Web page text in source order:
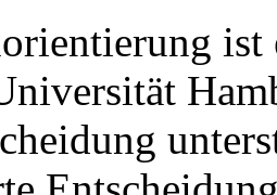
ist